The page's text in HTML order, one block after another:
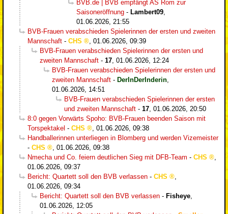
BVB.de | BVB empfängt AS Rom zur
Saisoneröffnung - Lambert09
01.06.2026, 21:55
BVB-Frauen verabschieden Spielerinnen der ersten und zweiten
Mannschaft - CHS
01.06.2026, 09:39
BVB-Frauen verabschieden Spielerinnen der ersten und
zweiten Mannschaft - 17 01.06.2026, 12:24
BVB-Frauen verabschieden Spielerinnen der ersten und
zweiten Mannschaft - DerInDerInderin
01.06.2026, 14:51
BVB-Frauen verabschieden Spielerinnen der ersten
und zweiten Mannschaft - 17 01.06.2026, 20:50
8:0 gegen Vorwärts Spoho: BVB-Frauen beenden Saison mit
Torspektakel - CHS
01.06.2026, 09:38
Handballerinnen unterliegen in Blomberg und werden Vizemeister
- CHS
01.06.2026, 09:38
Nmecha und Co. feiern deutlichen Sieg mit DFB-Team - CHS
01.06.2026, 09:37
Bericht: Quartett soll den BVB verlassen - CHS
01.06.2026, 09:34
Bericht: Quartett soll den BVB verlassen - Fisheye
01.06.2026, 12:05